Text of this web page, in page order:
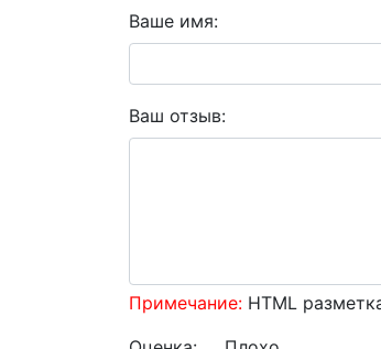
Ваше имя:
Ваш отзыв:
Примечание: HTML